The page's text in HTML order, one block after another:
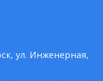
ул. Инженерная,